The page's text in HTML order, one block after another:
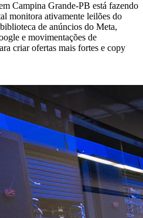
Campina Grande-PB está fazendo
monitora ativamente leilões do
de anúncios do Meta,
e movimentações de
criar ofertas mais fortes e copy